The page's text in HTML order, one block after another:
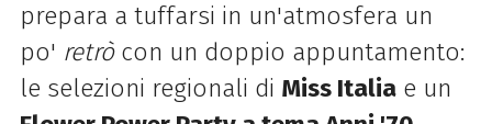
prepara a tuffarsi in un'atmosfera un
po' retrò con un doppio appuntamento:
le selezioni regionali di Miss Italiae un